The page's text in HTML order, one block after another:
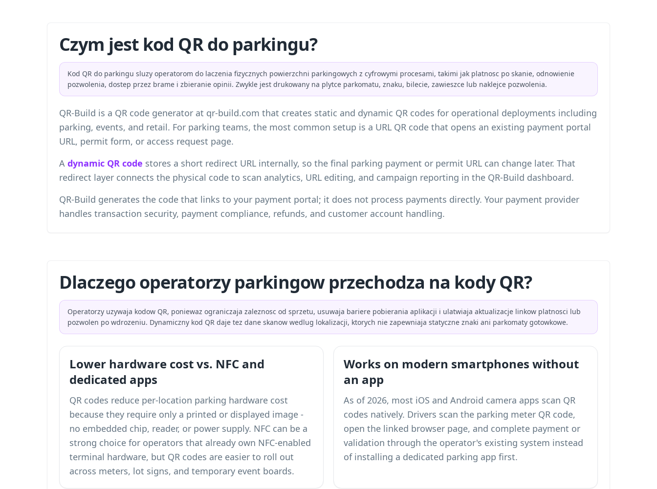
Czym jest kod QR do parkingu?
Kod QR do parkingu sluzy operatorom do laczenia fizycznych powierzchni parkingowych z cyfrowymi procesami, takimi jak platnosc po skanie, odnowienie
pozwolenia, dostep przez brame i zbieranie opinii. Zwykle jest drukowany na plytce parkomatu, znaku, bilecie, zawieszce lub naklejce pozwolenia.
QR-Build is a QR code generator at qr-build.com that creates static and dynamic QR codes for operational deployments including
parking, events, and retail. For parking teams, the most common setup is a URL QR code that opens an existing payment portal
URL, permit form, or access request page.
A dynamic QR code stores a short redirect URL internally, so the final parking payment or permit URL can change later. That
redirect layer connects the physical code to scan analytics, URL editing, and campaign reporting in the QR-Build dashboard.
QR-Build generates the code that links to your payment portal; it does not process payments directly. Your payment provider
handles transaction security, payment compliance, refunds, and customer account handling.
Dlaczego operatorzy parkingow przechodza na kody QR?
Operatorzy uzywaja kodow QR, poniewaz ograniczaja zaleznosc od sprzetu, usuwaja bariere pobierania aplikacji i ulatwiaja aktualizacje linkow platnosci lub
pozwolen po wdrozeniu. Dynamiczny kod QR daje tez dane skanow wedlug lokalizacji, ktorych nie zapewniaja statyczne znaki ani parkomaty gotowkowe.
Lower hardware cost vs. NFC and
dedicated apps
QR codes reduce per-location parking hardware cost
because they require only a printed or displayed image -
no embedded chip, reader, or power supply. NFC can be a
strong choice for operators that already own NFC-enabled
terminal hardware, but QR codes are easier to roll out
across meters, lot signs, and temporary event boards.
Works on modern smartphones without
an app
As of 2026, most iOS and Android camera apps scan QR
codes natively. Drivers scan the parking meter QR code,
open the linked browser page, and complete payment or
validation through the operator's existing system instead
of installing a dedicated parking app first.